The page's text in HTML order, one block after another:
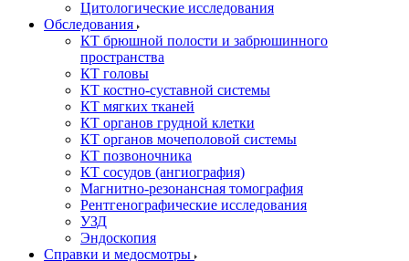
Цитологические исследования
Обследования
КТ брюшной полости и забрюшинного
пространства
КТ головы
КТ костно-суставной системы
КТ мягких тканей
КТ органов грудной клетки
КТ органов мочеполовой системы
КТ позвоночника
КТ сосудов (ангиография)
Магнитно-резонансная томография
Рентгенографические исследования
УЗД
Эндоскопия
Справки и медосмотры